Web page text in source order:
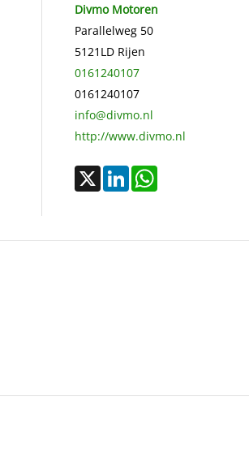
Divmo Motoren
Parallelweg 50
5121LD Rijen
0161240107
0161240107
info@divmo.nl
http://www.divmo.nl
LinkedIn